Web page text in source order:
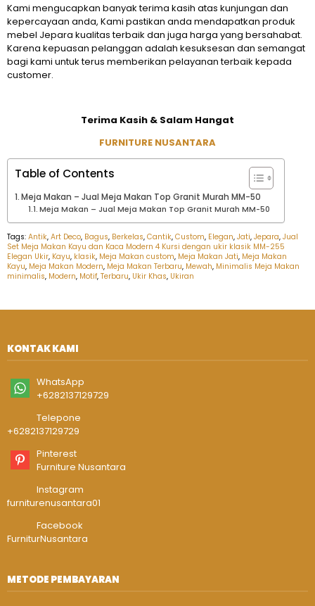
Kami mengucapkan banyak terima kasih atas kunjungan dan
kepercayaan anda, Kami pastikan anda mendapatkan produk
mebel Jepara kualitas terbaik dan juga harga yang bersahabat.
Karena kepuasan pelanggan adalah kesuksesan dan semangat
bagi kami untuk terus memberikan pelayanan terbaik kepada
customer.
Terima Kasih & Salam Hangat
FURNITURE NUSANTARA
Table of Contents
Meja Makan – Jual Meja Makan Top Granit Murah MM-50
Meja Makan – Jual Meja Makan Top Granit Murah MM-50
Tags: Antik, Art Deco, Bagus, Berkelas, Cantik, Custom, Elegan, Jati, Jepara, Jual
Set Meja Makan Kayu dan Kaca Modern 4 Kursi dengan ukir klasik MM-255
Elegan Ukir, Kayu, klasik, Meja Makan custom, Meja Makan Jati, Meja Makan
Kayu, Meja Makan Modern, Meja Makan Terbaru, Mewah, Minimalis Meja Makan
minimalis, Modern, Motif, Terbaru, Ukir Khas, Ukiran
KONTAK KAMI
WhatsApp
+6282137129729
Telepone
+6282137129729
Pinterest
Furniture Nusantara
Instagram
furniturenusantara01
Facebook
FurniturNusantara
METODE PEMBAYARAN